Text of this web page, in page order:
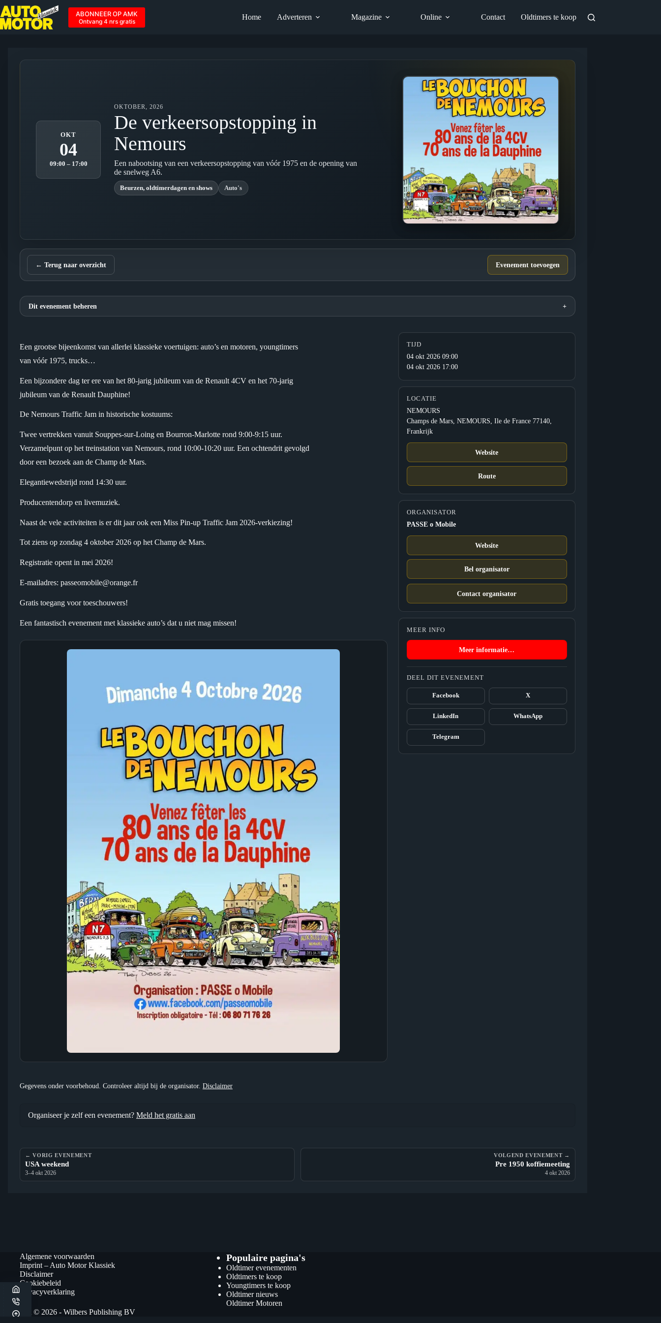
Ga
naar
de
inhoud
ABONNEER OP AMK
Ontvang 4 nrs gratis Home Adverteren Magazine Online Contact Oldtimers te koop
OKT
04
09:00 – 17:00
OKTOBER, 2026
De verkeersopstopping in
Nemours
Een nabootsing van een verkeersopstopping van vóór 1975 en de opening van
de snelweg A6.
Beurzen, oldtimerdagen en shows Auto's
← Terug naar overzicht Evenement toevoegen
Dit evenement beheren
Een grootse bijeenkomst van allerlei klassieke voertuigen: auto’s en motoren, youngtimers
van vóór 1975, trucks…
Een bijzondere dag ter ere van het 80-jarig jubileum van de Renault 4CV en het 70-jarig
jubileum van de Renault Dauphine!
De Nemours Traffic Jam in historische kostuums:
Twee vertrekken vanuit Souppes-sur-Loing en Bourron-Marlotte rond 9:00-9:15 uur.
Verzamelpunt op het treinstation van Nemours, rond 10:00-10:20 uur. Een ochtendrit gevolgd
door een bezoek aan de Champ de Mars.
Elegantiewedstrijd rond 14:30 uur.
Producentendorp en livemuziek.
Naast de vele activiteiten is er dit jaar ook een Miss Pin-up Traffic Jam 2026-verkiezing!
Tot ziens op zondag 4 oktober 2026 op het Champ de Mars.
Registratie opent in mei 2026!
E-mailadres: passeomobile@orange.fr
Gratis toegang voor toeschouwers!
Een fantastisch evenement met klassieke auto’s dat u niet mag missen!
TIJD
04 okt 2026 09:00
04 okt 2026 17:00
LOCATIE
NEMOURS
Champs de Mars, NEMOURS, Ile de France 77140,
Frankrijk
Website
Route
ORGANISATOR
PASSE o Mobile
Website
Bel organisator
Contact organisator
MEER INFO
Meer informatie…
DEEL DIT EVENEMENT
Facebook X
LinkedIn WhatsApp
Telegram
Gegevens onder voorbehoud. Controleer altijd bij de organisator. Disclaimer
Organiseer je zelf een evenement? Meld het gratis aan
← VORIG EVENEMENT
USA weekend
3–4 okt 2026
VOLGEND EVENEMENT →
Pre 1950 koffiemeeting
4 okt 2026
Algemene voorwaarden
Imprint – Auto Motor Klassiek
Disclaimer
Cookiebeleid
Privacyverklaring
Populaire pagina's
Oldtimer evenementen
Oldtimers te koop
Youngtimers te koop
Oldtimer nieuws
Oldtimer Motoren
Copyright © 2026 - Wilbers Publishing BV